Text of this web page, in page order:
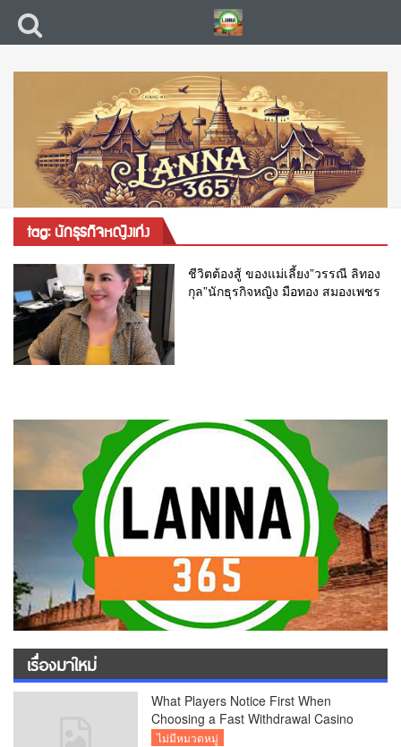
tag: นักธุรกิจหญิงเก่ง
ชีวิตต้องสู้ ของแม่เลี้ยง”วรรณี ลิทอง
กุล”นักธุรกิจหญิง มือทอง สมองเพชร
เรื่องมาใหม่
What Players Notice First When
Choosing a Fast Withdrawal Casino
UK
ไม่มีหมวดหมู่